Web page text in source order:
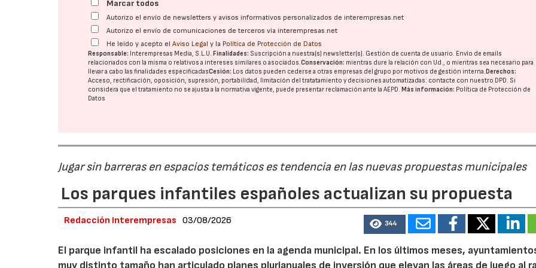
Marcar todos
Autorizo el envío de newsletters y avisos informativos personalizados de interempresas.net
Autorizo el envío de comunicaciones de terceros vía interempresas.net
He leído y acepto elAviso Legal y la Política de Protección de Datos
Responsable: Interempresas Media, S.L.U. Finalidades: Suscripción a nuestra(s) newsletter(s). Gestión de cuenta de usuario. Envío de emails
relacionados con la misma o relativos a intereses similares o asociados.Conservación: mientras dure la relación con Ud., o mientras sea necesario para
llevar a cabo las finalidades especificadasCesión: Los datos pueden cederse a otras empresas del grupo por motivos de gestión interna. Derechos:
Acceso, rectificación, oposición, supresión, portabilidad, limitación del tratatamiento y decisiones automatizadas: contacte con nuestro DPD. Si
considera que el tratamiento no se ajusta a la normativa vigente, puede presentar reclamación ante laAEPD. Más información: Política de Protección de
Datos
Jugar sin barreras en espacios temáticos es tendencia en las nuevas propuestas municipales
Los parques infantiles españoles actualizan su propuesta
Redacción Interempresas 03/08/2026 344
El parque infantil ha escalado posiciones en la agenda municipal. En los últimos meses,